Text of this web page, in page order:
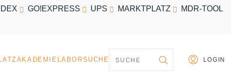
GO!EXPRESS UPS MARKTPLATZ MDR-TOOL